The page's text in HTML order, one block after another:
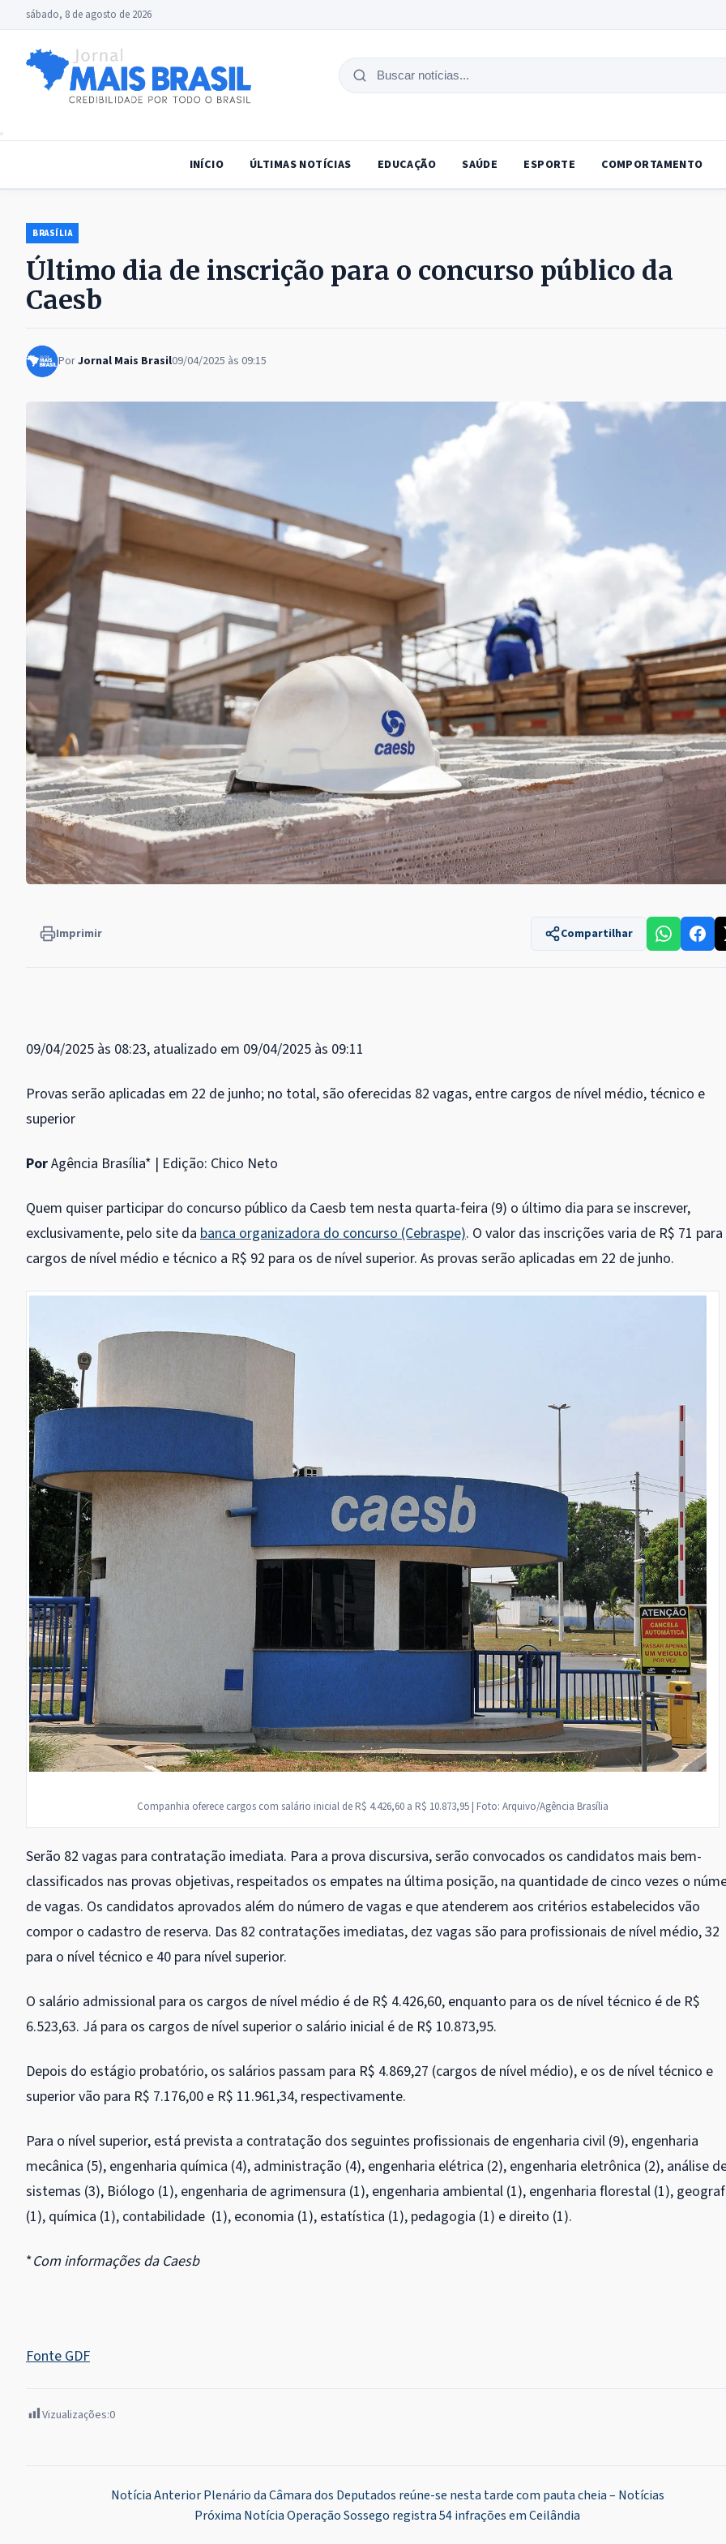
sábado, 8 de agosto de 2026
Buscar
INÍCIO ÚLTIMAS NOTÍCIAS EDUCAÇÃO SAÚDE ESPORTE COMPORTAMENTO
BRASÍLIA
Último dia de inscrição para o concurso público da
Caesb
PorJornal Mais Brasil09/04/2025 às 09:15
Imprimir Compartilhar
09/04/2025 às 08:23, atualizado em 09/04/2025 às 09:11
Provas serão aplicadas em 22 de junho; no total, são oferecidas 82 vagas, entre cargos de nível médio, técnico e
superior
PorAgência Brasília* | Edição: Chico Neto
Quem quiser participar do concurso público da Caesb tem nesta quarta-feira (9) o último dia para se inscrever,
exclusivamente, pelo site da banca organizadora do concurso (Cebraspe). O valor das inscrições varia de R$ 71
cargos de nível médio e técnico a R$ 92 para os de nível superior. As provas serão aplicadas em 22 de junho.
Companhia oferece cargos com salário inicial de R$ 4.426,60 a R$ 10.873,95 | Foto: Arquivo/Agência Brasília
Serão 82 vagas para contratação imediata. Para a prova discursiva, serão convocados os candidatos mais bem-
classificados nas provas objetivas, respeitados os empates na última posição, na quantidade de cinco vezes o
de vagas. Os candidatos aprovados além do número de vagas e que atenderem aos critérios estabelecidos vão
compor o cadastro de reserva. Das 82 contratações imediatas, dez vagas são para profissionais de nível médio, 32
para o nível técnico e 40 para nível superior.
O salário admissional para os cargos de nível médio é de R$ 4.426,60, enquanto para os de nível técnico é de R$
6.523,63. Já para os cargos de nível superior o salário inicial é de R$ 10.873,95.
Depois do estágio probatório, os salários passam para R$ 4.869,27 (cargos de nível médio), e os de nível técnico e
superior vão para R$ 7.176,00 e R$ 11.961,34, respectivamente.
Para o nível superior, está prevista a contratação dos seguintes profissionais de engenharia civil (9), engenharia
mecânica (5), engenharia química (4), administração (4), engenharia elétrica (2), engenharia eletrônica (2), análise
sistemas (3), Biólogo (1), engenharia de agrimensura (1), engenharia ambiental (1), engenharia florestal (1),
(1), química (1), contabilidade (1), economia (1), estatística (1), pedagogia (1) e direito (1).
*Com informações da Caesb
Fonte GDF
Vizualizações:0
NavegaçãoNotícia Anterior Plenário da Câmara dos Deputados reúne-se nesta tarde com pauta cheia – Notícias
Próxima NotíciaOperação Sossego registra 54 infrações em Ceilândia